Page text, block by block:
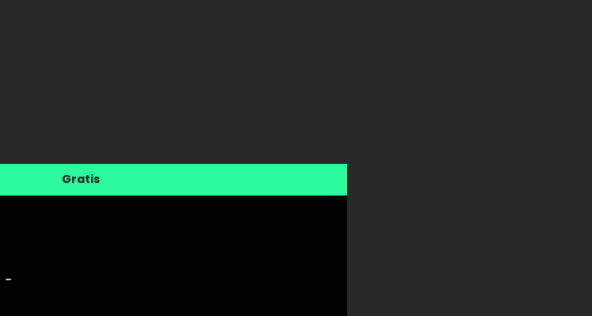
Gratis
-